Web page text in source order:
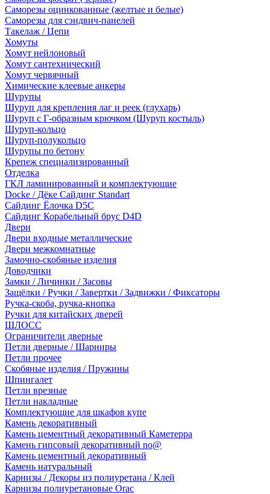
Саморезы оцинкованные (желтые и белые)
Саморезы для сэндвич-панелей
Такелаж / Цепи
Хомуты
Хомут нейлоновый
Хомут сантехнический
Хомут червячный
Химические клеевые анкеры
Шурупы
Шуруп для крепления лаг и реек (глухарь)
Шуруп с Г-образным крючком (Шуруп костыль)
Шуруп-кольцо
Шуруп-полукольцо
Шурупы по бетону
Крепеж специализированный
Отделка
ГКЛ ламинированный и комплектующие
Docke / Дёке Сайдинг Standart
Сайдинг Ёлочка D5C
Сайдинг Корабельный брус D4D
Двери
Двери входные металлические
Двери межкомнатные
Замочно-скобяные изделия
Доводчики
Замки / Личинки / Засовы
Защёлки / Ручки / Завертки / Задвижки / Фиксаторы
Ручка-скоба, ручка-кнопка
Ручки для китайских дверей
ШЛОСС
Ограничители дверные
Петли дверные / Шарниры
Петли прочее
Скобяные изделия / Пружины
Шпингалет
Петли врезные
Петли накладные
Комплектующие для шкафов купе
Камень декоративный
Камень цементный декоративный Каметерра
Камень гипсовый декоративный no@
Камень цементный декоративный
Камень натуральный
Карнизы / Декоры из полиуретана / Клей
Карнизы полиуретановые Orac